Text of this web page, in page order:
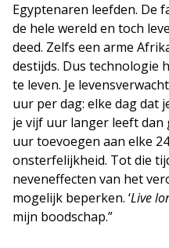
Egyptenaren leefden. De
de hele wereld en toch
deed. Zelfs een arme
destijds. Dus technologie
te leven. Je
uur per dag: elke dag dat
je vijf uur langer leeft dan
uur toevoegen aan elke
onsterfelijkheid. Tot die
neveneffecten van het
mogelijk beperken. ‘Live
mijn boodschap.”